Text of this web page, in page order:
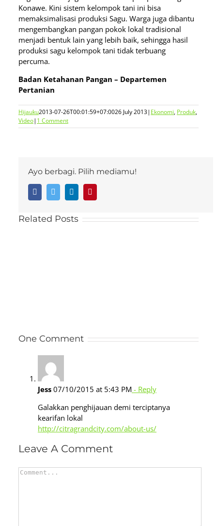
Konawe. Kini sistem kelompok tani ini bisa
memaksimalisasi produksi Sagu. Warga juga dibantu
mengembangkan pangan pokok lokal tradisional
menjadi bentuk lain yang lebih baik, sehingga hasil
produksi sagu kelompok tani tidak terbuang
percuma.
Badan Ketahanan Pangan – Departemen
Pertanian
Hijauku2013-07-26T00:01:59+07:0026 July 2013| Ekonomi, Produk,
Video| 1 Comment
Ayo berbagi. Pilih mediamu!
FacebookTwitter LinkedIn
Related Posts
One Comment
Jess 07/10/2015 at 5:43 PM - Reply
Galakkan penghijauan demi terciptanya
kearifan lokal
http://citragrandcity.com/about-us/
Leave A Comment
Comment